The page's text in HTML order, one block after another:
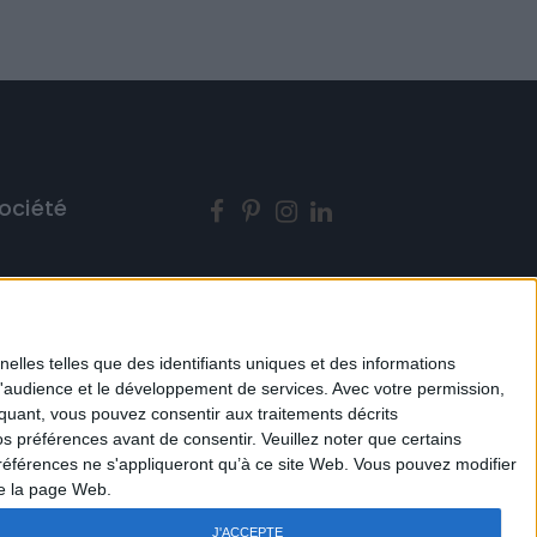
telles que des identifiants uniques et des informations
et le développement de services. Avec votre permission,
vous pouvez consentir aux traitements décrits
préférences avant de consentir. Veuillez noter que certains
ne s'appliqueront qu’à ce site Web. Vous pouvez modifier
la page Web.
J'ACCEPTE
confidentialité